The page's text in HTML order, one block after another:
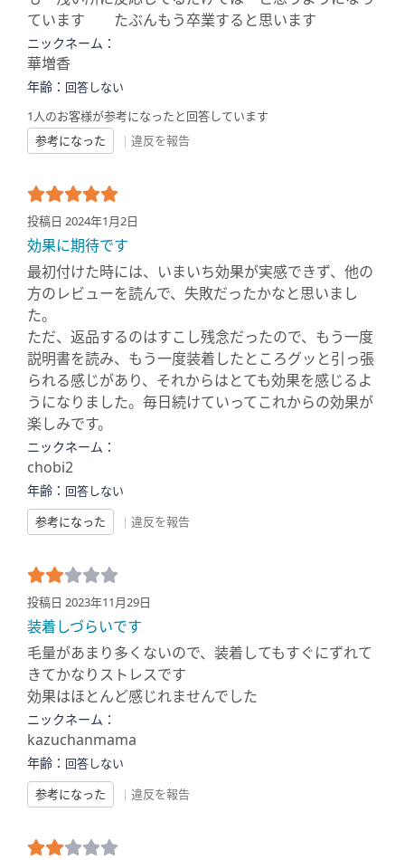
ています たぶんもう卒業すると思います
ニックネーム：
華増香
年齢： 回答しない
1人のお客様が参考になったと回答しています
参考になった
| 違反を報告
投稿日 2024年1月2日
効果に期待です
最初付けた時には、いまいち効果が実感できず、他の
方のレビューを読んで、失敗だったかなと思いまし
た。
ただ、返品するのはすこし残念だったので、もう一度
説明書を読み、もう一度装着したところグッと引っ張
られる感じがあり、それからはとても効果を感じるよ
うになりました。毎日続けていってこれからの効果が
楽しみです。
ニックネーム：
chobi2
年齢： 回答しない
参考になった
| 違反を報告
投稿日 2023年11月29日
装着しづらいです
毛量があまり多くないので、装着してもすぐにずれて
きてかなりストレスです
効果はほとんど感じれませんでした
ニックネーム：
kazuchanmama
年齢： 回答しない
参考になった
| 違反を報告